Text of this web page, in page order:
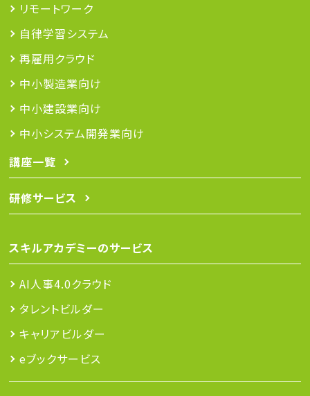
リモートワーク
自律学習システム
再雇用クラウド
中小製造業向け
中小建設業向け
中小システム開発業向け
講座一覧
研修サービス
スキルアカデミーのサービス
AI人事4.0クラウド
タレントビルダー
キャリアビルダー
eブックサービス